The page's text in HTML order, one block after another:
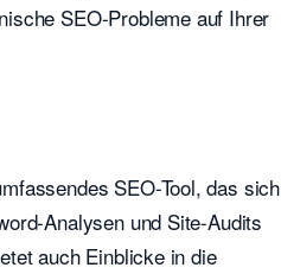
SEO-Probleme auf Ihrer
SEO-Tool, das sich
Analysen und Site-Audits
auch Einblicke in die